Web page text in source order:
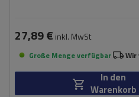
27,89 € inkl. MwSt
Große Menge verfügbar Wir
In den
Warenkorb